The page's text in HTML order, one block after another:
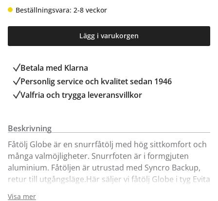
Beställningsvara: 2-8 veckor
Lägg i varukorgen
Betala med Klarna
Personlig service och kvalitet sedan 1946
Valfria och trygga leveransvillkor
Beskrivning
Fåtölj Globe är en snurrfåtölj med hög sittkomfort och
många valmöjligheter. Snurrfoten är i formgjuten
aluminium. Fåtöljen är utrustad med Syncro Backup,
retur till utgångsläge.Här säljer vi fåtölj Globe i tyg Evita
Visa mer